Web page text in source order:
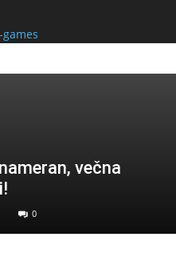
večna
0